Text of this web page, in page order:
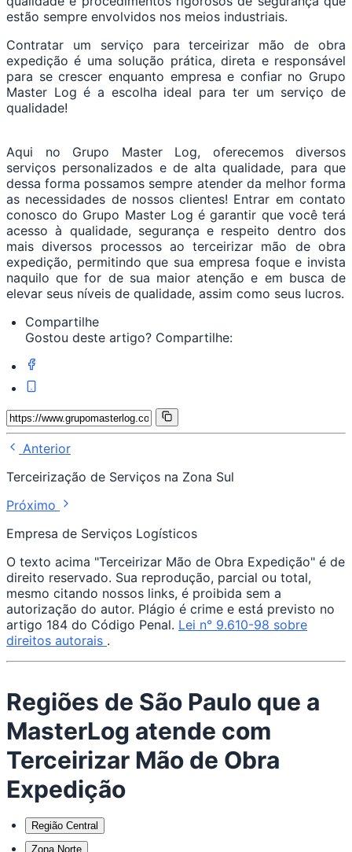
estão sempre envolvidos nos meios industriais.
Contratar um serviço para terceirizar mão de obra
expedição é uma solução prática, direta e responsável
para se crescer enquanto empresa e confiar no Grupo
Master Log é a escolha ideal para ter um serviço de
qualidade!
Aqui no Grupo Master Log, oferecemos diversos
serviços personalizados e de alta qualidade, para que
dessa forma possamos sempre atender da melhor forma
as necessidades de nossos clientes! Entrar em contato
conosco do Grupo Master Log é garantir que você terá
acesso à qualidade, segurança e respeito dentro dos
mais diversos processos ao terceirizar mão de obra
expedição, permitindo que sua empresa foque e invista
naquilo que for de sua maior atenção e em busca de
elevar seus níveis de qualidade, assim como seus lucros.
Compartilhe
Gostou deste artigo? Compartilhe:
Anterior
Terceirização de Serviços na Zona Sul
Próximo
Empresa de Serviços Logísticos
O texto acima "Terceirizar Mão de Obra Expedição" é de
direito reservado. Sua reprodução, parcial ou total,
mesmo citando nossos links, é proibida sem a
autorização do autor. Plágio é crime e está previsto no
artigo 184 do Código Penal. Lei n° 9.610-98 sobre
direitos autorais .
Regiões de São Paulo que a
MasterLog atende com
Terceirizar Mão de Obra
Expedição
Região Central
Zona Norte